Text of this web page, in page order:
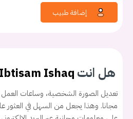
هل انت Ishaq
تعديل الصورة الشخصية، وساعات
مجانا. وهذا يجعل من السهل في العثور